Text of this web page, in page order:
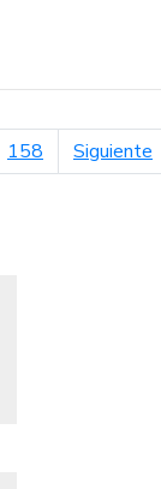
de búsqueda
158 Siguiente